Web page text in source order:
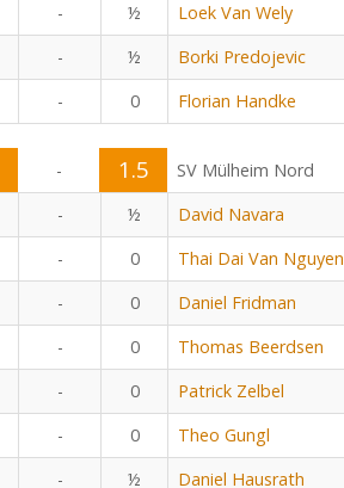
- ½ Loek Van Wely
- ½ Borki Predojevic
- 0 Florian Handke
- 1.5
SV Mülheim Nord
- ½ David Navara
- 0 Thai Dai Van Nguyen
- 0 Daniel Fridman
- 0 Thomas Beerdsen
- 0 Patrick Zelbel
- 0 Theo Gungl
- ½ Daniel Hausrath